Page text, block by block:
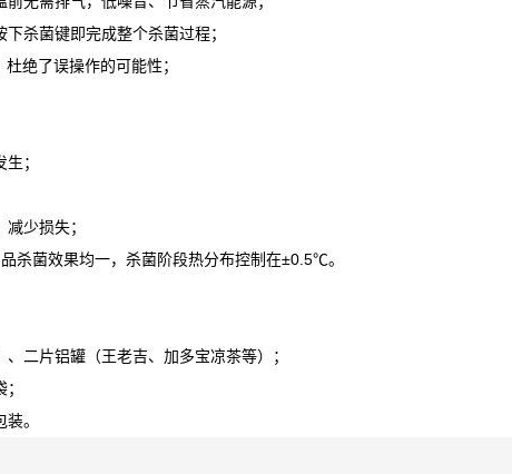
杀菌键即完成整个杀菌过程；
绝了误操作的可能性；
；
少损失；
杀菌效果均一，杀菌阶段热分布控制在±0.5℃。
片铝罐（王老吉、加多宝凉茶等）；
。